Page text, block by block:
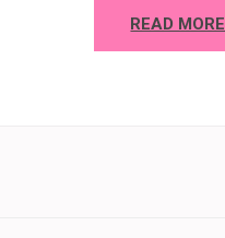
READ MORE